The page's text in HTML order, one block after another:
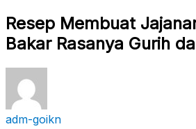
Resep Membuat
Bakar Rasanya Gurih
adm-goikn